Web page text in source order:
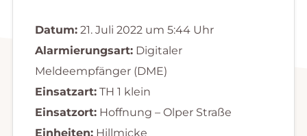
Datum:21. Juli 2022 um 5:44 Uhr
Alarmierungsart:Digitaler
Meldeempfänger (DME)
Einsatzart:TH 1 klein
Einsatzort:Hoffnung – Olper Straße
Einheiten:Hillmicke